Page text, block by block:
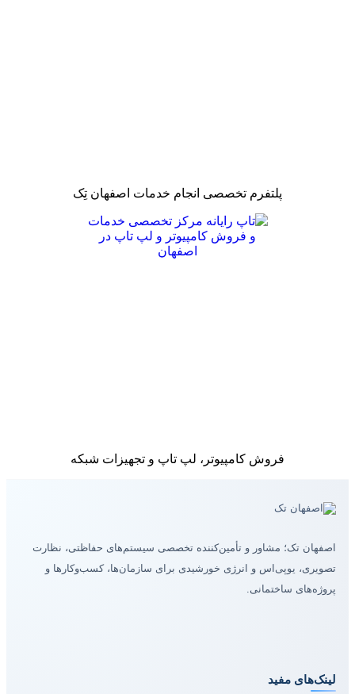
پلتفرم تخصصی انجام خدمات اصفهان تِک
فروش کامپیوتر، لپ تاپ و تجهیزات شبکه
اصفهان تک؛ مشاور و تأمین‌کننده تخصصی سیستم‌های حفاظتی، نظارت
تصویری، یوپی‌اس و انرژی خورشیدی برای سازمان‌ها، کسب‌وکارها و
پروژه‌های ساختمانی.
لینک‌های مفید